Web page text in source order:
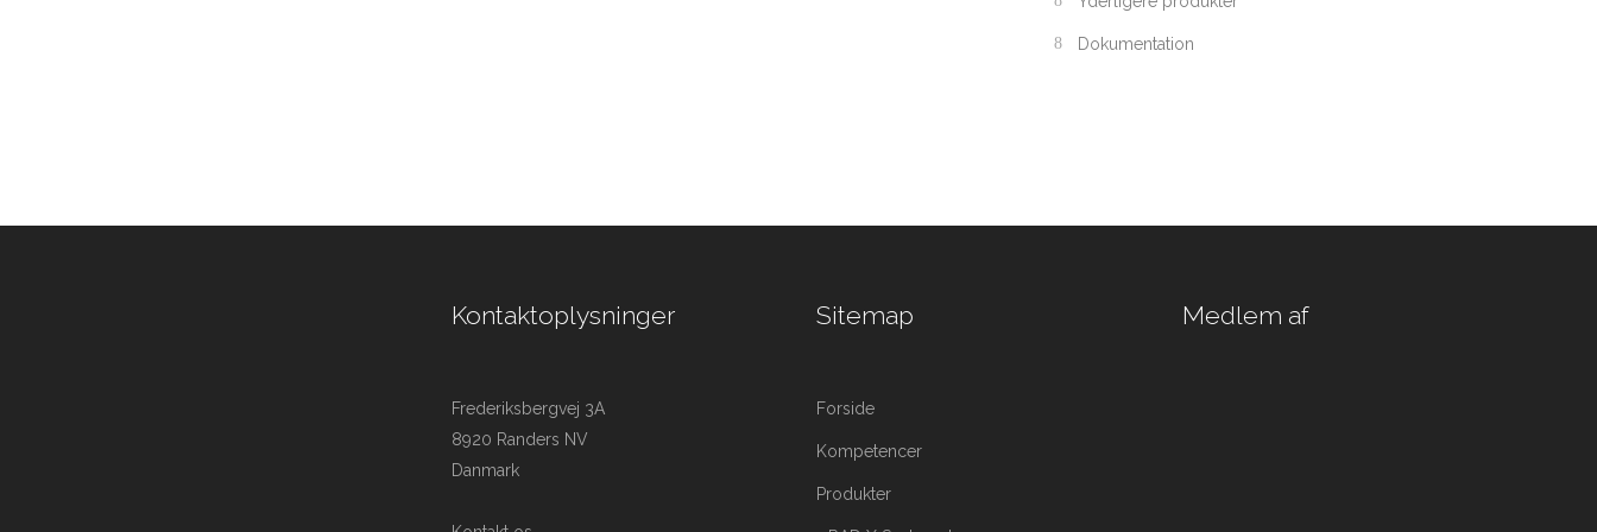
Dokumentation
Kontaktoplysninger
Frederiksbergvej 3A
8920 Randers NV
Danmark
Sitemap
Forside
Kompetencer
Produkter
Medlem af